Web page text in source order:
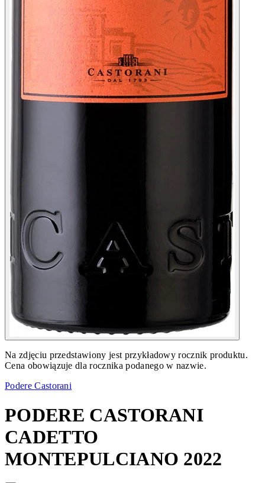
Na zdjęciu przedstawiony jest przykładowy rocznik produktu.
Cena obowiązuje dla rocznika podanego w nazwie.
Podere Castorani
PODERE CASTORANI
CADETTO
MONTEPULCIANO 2022